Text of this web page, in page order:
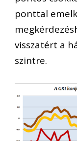
ponttal
visszatért a
szintre.